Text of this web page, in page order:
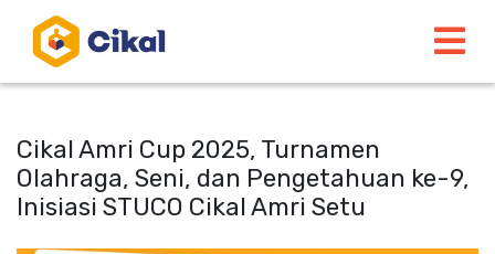
Cikal Amri Cup 2025, Turnamen
Olahraga, Seni, dan Pengetahuan ke-9,
Inisiasi STUCO Cikal Amri Setu